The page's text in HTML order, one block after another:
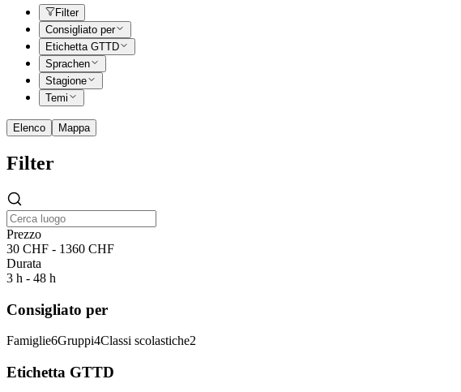
Filter
Consigliato per
Etichetta GTTD
Sprachen
Stagione
Temi
Elenco Mappa
Filter
Prezzo
30 CHF - 1360 CHF
Durata
3 h - 48 h
Consigliato per
Famiglie6Gruppi4Classi scolastiche2
Etichetta GTTD